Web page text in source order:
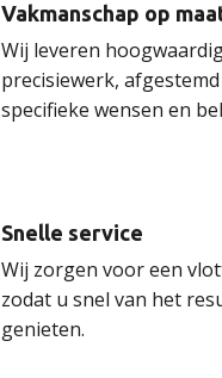
Vakmanschap op
Wij leveren
precisiewerk,
specifieke wensen en
Snelle service
Wij zorgen voor een
zodat u snel van het
genieten.